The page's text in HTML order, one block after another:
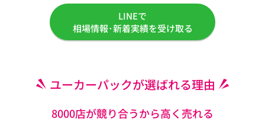
LINEで
相場情報･新着実績を受け取る
ユーカーパックが選ばれる理由
8000店が競り合うから高く売れる